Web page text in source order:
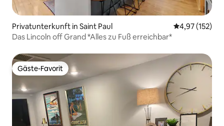
Privatunterkunft in Saint Paul
4,97 (152)
Das Lincoln off Grand *Alles zu Fuß erreichbar*
Gäste-Favorit
Gäste-Favorit